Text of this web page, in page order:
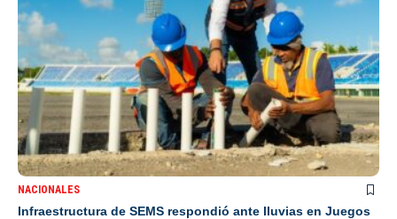
NACIONALES
Infraestructura de SEMS respondió ante lluvias en Juegos